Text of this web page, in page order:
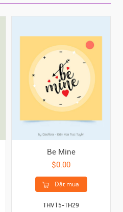
Be Mine
$0.00
Đặt mua
THV15-TH29